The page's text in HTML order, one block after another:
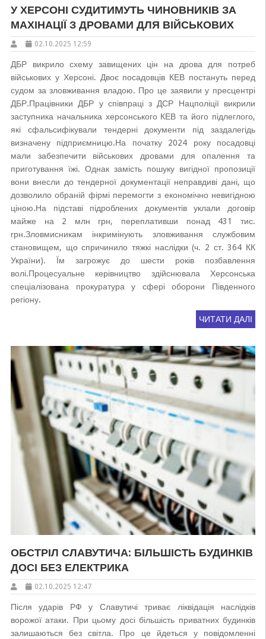
У ХЕРСОНІ СУДИТИМУТЬ ЧИНОВНИКІВ ЗА
МАХІНАЦІЇ З ДРОВАМИ ДЛЯ ВІЙСЬКОВИХ
02.10.2025 12:59
ДБР викрило схему завищених цін на дрова для потреб
військових у Херсоні. Двоє посадовців КЕВ постануть перед
судом за зловживання владою. Про це заявили у пресцентрі
ДБР.Працівники ДБР у співпраці з ДСР Нацполіції викрили
заступника начальника херсонського КЕВ та його підлеглого,
які сфальсифікували тендерні документи під заздалегідь
визначену підприємницю.На початку 2024 року посадовці
мали забезпечити військових дровами для опалення та
приготування їжі. Однак замість пошуку вигідної пропозиції
вони внесли до тендерної документації неправдиві дані, що
дозволило обраній фірмі перемогти з економічно невигідною
ціною.На підставі підроблених документів уклали договір
майже на 2 млн грн, переплативши понад 431 тис.
грн.Зловмисникам інкримінують зловживання службовим
становищем, що спричинило тяжкі наслідки (ч. 2 ст. 364 КК
України). Їм загрожує до шести років позбавлення
волі.Процесуальне керівництво здійснювала Херсонська
спеціалізована прокуратура у сфері оборони Південного
регіону.
ЧИТАТИ ДАЛІ
ОБСТРІЛ СЛАВУТИЧА: БІЛЬШІСТЬ БУДИНКІВ
ДОСІ БЕЗ ЕЛЕКТРИКА
02.10.2025 12:47
Після ударів РФ у Славутичі триває ліквідація наслідків
ворожої атаки. При цьому досі більшість приватних будинків
залишаються без світла. Про це йдеться у повідомленні